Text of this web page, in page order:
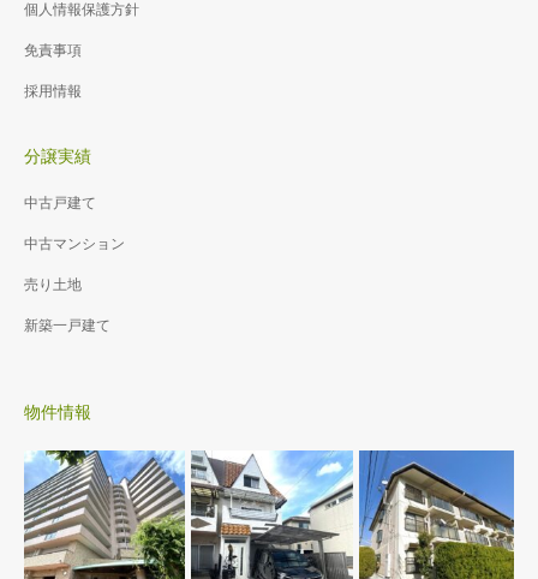
個人情報保護方針
免責事項
採用情報
分譲実績
中古戸建て
中古マンション
売り土地
新築一戸建て
物件情報